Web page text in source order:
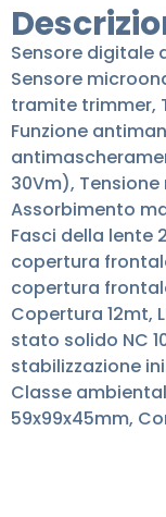
Sensore digitale
Sensore
tramite trimmer,
Funzione
30Vm),
Assorbimento
Fasci della lente
copertura
copertura
Copertura 12mt,
stato solido NC
stabilizzazione
Classe
59x99x45mm,